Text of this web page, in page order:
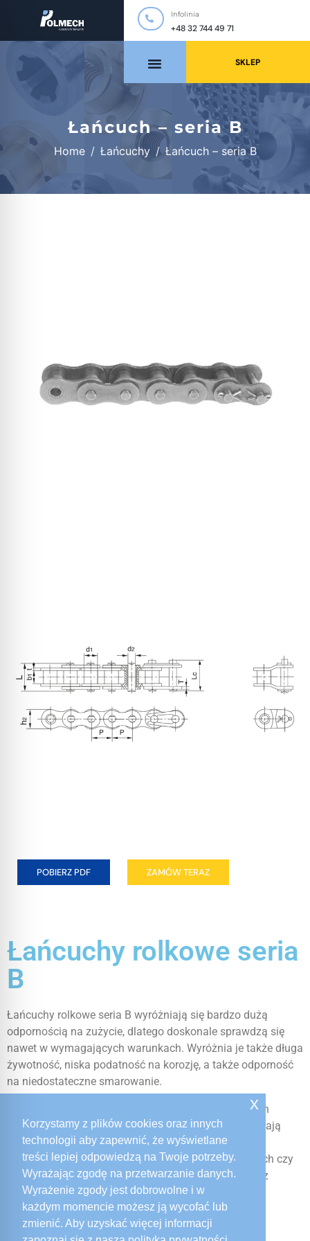
Korzystamy z plików cookies oraz innych
technologii aby zapewnić, że wyświetlane
treści lepiej odpowiedzą na Twoje potrzeby.
Wyrażając zgodę na przetwarzanie danych.
Wyrażenie zgody jest dobrowolne i w
każdym momencie możesz ją wycofać lub
zmienić. Aby uzyskać więcej informacji
x
+48 32 744 49 71
Infolinia
SKLEP
Łańcuch – seria B
Home Łańcuchy Łańcuch – seria B
POBIERZ PDF ZAMÓW TERAZ
Łańcuchy rolkowe seria
B
Łańcuchy rolkowe seria B wyróżniają się bardzo dużą
odpornością na zużycie, dlatego doskonale sprawdzą się
nawet w wymagających warunkach. Wyróżnia je także długa
żywotność, niska podatność na korozję, a także odporność
na niedostateczne smarowanie.
Łańcuchy rolkowe seria B to doskonała opcja dla tych
systemów napędowych, gdzie kluczowe znaczenie mają
niezawodność oraz precyzja działania. Ich specyfika
sprawia, że idealnie pasują do maszyn przemysłowych czy
urządzeń transportowych, gdzie mamy do czynienia z
trudnymi warunkami eksploatacyjnymi.